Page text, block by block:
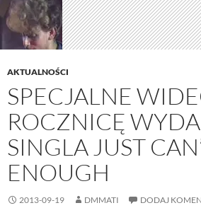
AKTUALNOŚCI
SPECJALNE
ROCZNICĘ
SINGLA JUST
ENOUGH
2013-09-19 DMMATI DODAJ